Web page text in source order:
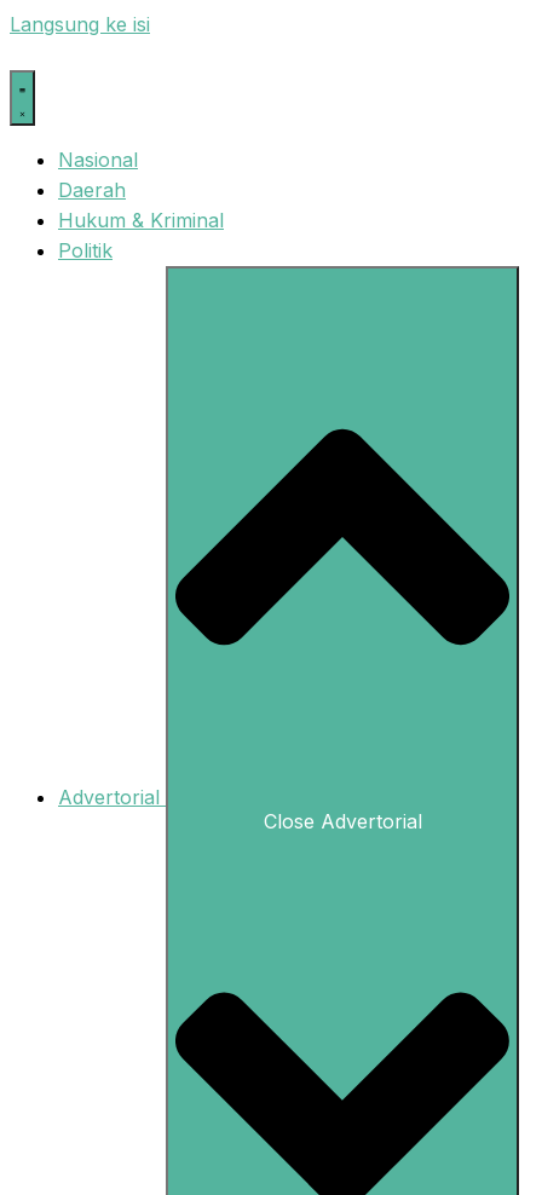
Langsung ke isi
Nasional
Daerah
Hukum & Kriminal
Politik
Advertorial
Close Advertorial